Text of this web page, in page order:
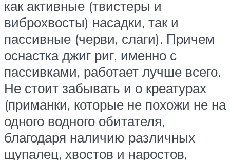
как активные (твистеры и
виброхвосты) насадки, так и
пассивные (черви, слаги). Причем
оснастка джиг риг, именно с
пассивками, работает лучше всего.
Не стоит забывать и о креатурах
(приманки, которые не похожи не на
одного водного обитателя,
благодаря наличию различных
щупалец, хвостов и наростов,